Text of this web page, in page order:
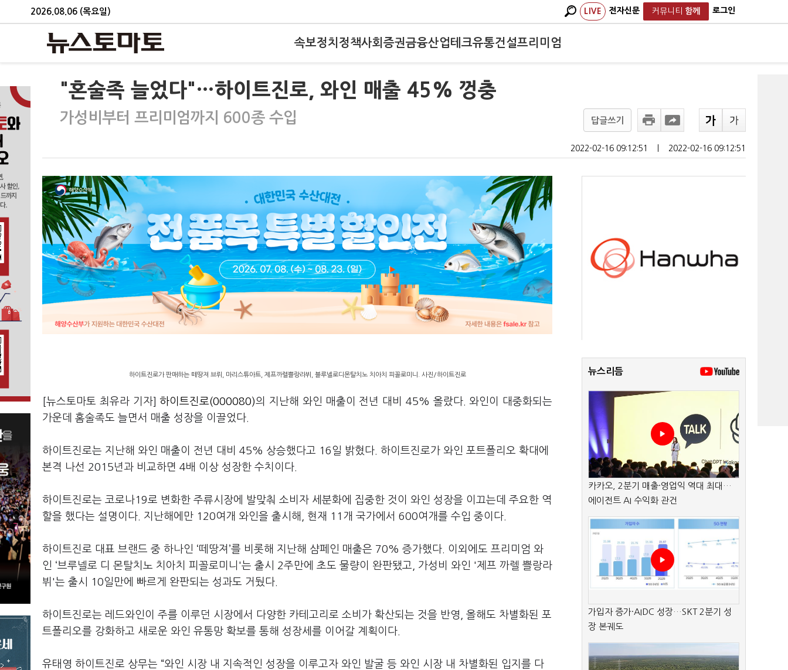
2026.08.06 (목요일) LIVE 전자신문 커뮤니티 함께 로그인
속보정치 정책사회 증권금융산업테크유통건설프리미엄
"혼술족 늘었다"…하이트진로, 와인 매출 45% 껑충
가성비부터 프리미엄까지 600종 수입 답글쓰기
2022-02-16 09:12:51 2022-02-16 09:12:51
하이트진로가 판매하는 떼땅져 브뤼, 마리스튜아트, 제프까렐쁠랑라뷔, 블루넬로디몬탈치노 치아치 피꼴로미니. 사진/하이트진로
[뉴스토마토 최유라 기자]하이트진로(000080)의 지난해 와인 매출이 전년 대비 45% 올랐다. 와인이 대중화되는
가운데 홈술족도 늘면서 매출 성장을 이끌었다.
하이트진로는 지난해 와인 매출이 전년 대비 45% 상승했다고 16일 밝혔다. 하이트진로가 와인 포트폴리오 확대에
본격 나선 2015년과 비교하면 4배 이상 성장한 수치이다.
하이트진로는 코로나19로 변화한 주류시장에 발맞춰 소비자 세분화에 집중한 것이 와인 성장을 이끄는데 주요한 역
할을 했다는 설명이다. 지난해에만 120여개 와인을 출시해, 현재 11개 국가에서 600여개를 수입 중이다.
하이트진로 대표 브랜드 중 하나인 ‘떼땅져’를 비롯해 지난해 샴페인 매출은 70% 증가했다. 이외에도 프리미엄 와
인 ‘브루넬로 디 몬탈치노 치아치 피꼴로미니'는 출시 2주만에 초도 물량이 완판됐고, 가성비 와인 '제프 까렐 쁠랑라
뷔'는 출시 10일만에 빠르게 완판되는 성과도 거뒀다.
하이트진로는 레드와인이 주를 이루던 시장에서 다양한 카테고리로 소비가 확산되는 것을 반영, 올해도 차별화된 포
트폴리오를 강화하고 새로운 와인 유통망 확보를 통해 성장세를 이어갈 계획이다.
유태영 하이트진로 상무는 “와인 시장 내 지속적인 성장을 이루고자 와인 발굴 등 와인 시장 내 차별화된 입지를 다
뉴스리듬
카카오, 2분기 매출·영업익 역대 최대…
에이전트 AI 수익화 관건
가입자 증가·AIDC 성장…SKT 2분기 성
장 본궤도